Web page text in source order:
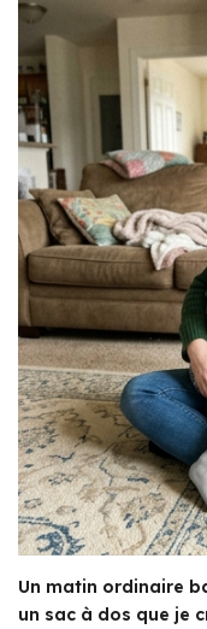
Un matin ordinaire
un sac à dos que je